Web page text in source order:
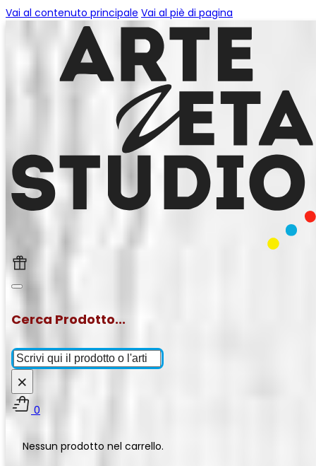
Vai al contenuto principale Vai al piè di pagina
Cerca Prodotto...
Cerca
×
0
Nessun prodotto nel carrello.